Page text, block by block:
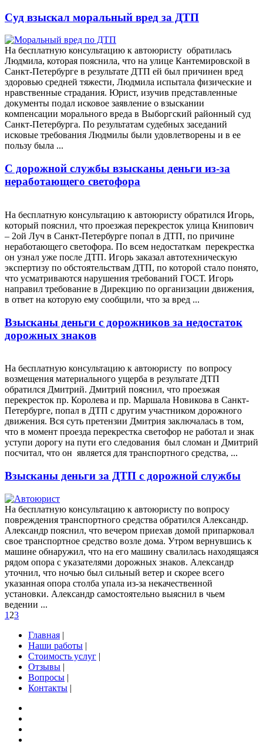
Суд взыскал моральный вред за ДТП
На бесплатную консультацию к автоюристу обратилась
Людмила, которая пояснила, что на улице Кантемировской в
Санкт-Петербурге в результате ДТП ей был причинен вред
здоровью средней тяжести, Людмила испытала физические и
нравственные страдания. Юрист, изучив представленные
документы подал исковое заявление о взыскании
компенсации морального вреда в Выборгский районный суд
Санкт-Петербурга. По результатам судебных заседаний
исковые требования Людмилы были удовлетворены и в ее
пользу была ...
С дорожной службы взысканы деньги из-за
неработающего светофора
На бесплатную консультацию к автоюристу обратился Игорь,
который пояснил, что проезжая перекресток улица Книпович
– 2ой Луч в Санкт-Петербурге попал в ДТП, по причине
неработающего светофора. По всем недостаткам перекрестка
он узнал уже после ДТП. Игорь заказал автотехническую
экспертизу по обстоятельствам ДТП, по которой стало понято,
что усматриваются нарушения требований ГОСТ. Игорь
направил требование в Дирекцию по организации движения,
в ответ на которую ему сообщили, что за вред ...
Взысканы деньги с дорожников за недостаток
дорожных знаков
На бесплатную консультацию к автоюристу по вопросу
возмещения материального ущерба в результате ДТП
обратился Дмитрий. Дмитрий пояснил, что проезжая
перекресток пр. Королева и пр. Маршала Новикова в Санкт-
Петербурге, попал в ДТП с другим участником дорожного
движения. Вся суть претензии Дмитрия заключалась в том,
что в момент проезда перекрестка светофор не работал и знак
уступи дорогу на пути его следования был сломан и Дмитрий
посчитал, что он является для транспортного средства, ...
Взысканы деньги за ДТП с дорожной службы
На бесплатную консультацию к автоюристу по вопросу
повреждения транспортного средства обратился Александр.
Александр пояснил, что вечером приехав домой припарковал
свое транспортное средство возле дома. Утром вернувшись к
машине обнаружил, что на его машину свалилась находящаяся
рядом опора с указателями дорожных знаков. Александр
уточнил, что ночью был сильный ветер и скорее всего
указанная опора столба упала из-за некачественной
установки. Александр самостоятельно выяснил в чьем
ведении ...
1 23
Главная |
Наши работы |
Стоимость услуг |
Отзывы |
Вопросы |
Контакты |